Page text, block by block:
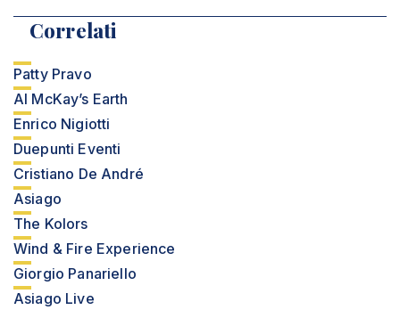
Correlati
Patty Pravo
Al McKay’s Earth
Enrico Nigiotti
Duepunti Eventi
Cristiano De André
Asiago
The Kolors
Wind & Fire Experience
Giorgio Panariello
Asiago Live